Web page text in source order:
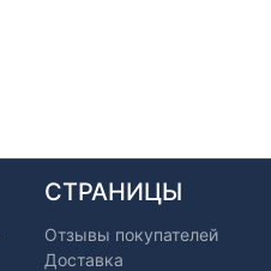
СТРАНИЦЫ
Отзывы покупателей
Доставка